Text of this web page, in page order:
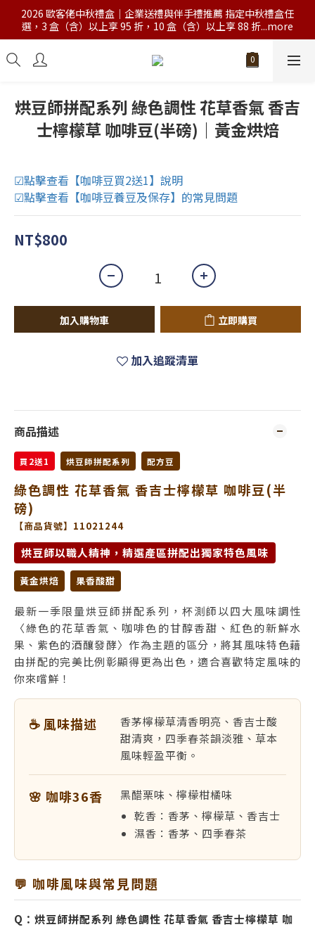
2026 歐客佬中秋禮盒｜企業送禮與伴手禮推薦 指定中秋禮盒任
選，3 盒（含）以上享 95 折，10 盒（含）以上享 88 折...more
烘豆師拼配系列 綠色調性 花草香氣 香吉
士檸檬草 咖啡豆(半磅)｜黃金烘焙
☑點擊查看【咖啡豆買2送1】說明
☑點擊查看【咖啡豆養豆及保存】的常見問題
NT$800
加入購物車 立即購買
加入追蹤清單
商品描述
買2送1 烘豆師拼配系列 配方豆
綠色調性 花草香氣 香吉士檸檬草 咖啡豆(半
磅)
【商品貨號】11021244
烘豆師以職人精神，精選產區拼配出獨家特色風味
黃金烘焙 果香酸甜
最新一季限量烘豆師拼配系列，杯測師以四大風味調性
〈綠色的花草香氣、咖啡色的甘醇香甜、紅色的新鮮水
果、紫色的酒釀發酵〉作為主題的區分，將其風味特色藉
由拼配的完美比例彰顯得更為出色，適合喜歡特定風味的
你來嚐鮮！
☕ 風味描述
香茅檸檬草清香明亮、香吉士酸
甜清爽，四季春茶韻淡雅、草本
風味輕盈平衡。
🌸 咖啡36香
黑醋栗味、檸檬柑橘味
乾香：香茅、檸檬草、香吉士
濕香：香茅、四季春茶
💬 咖啡風味與常見問題
Q：烘豆師拼配系列 綠色調性 花草香氣 香吉士檸檬草 咖